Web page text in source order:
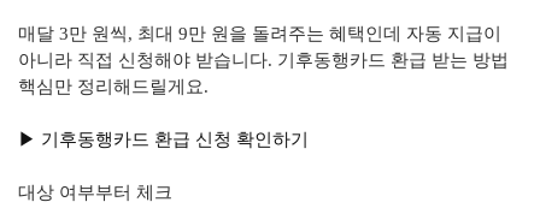
매달 3만 원씩, 최대 9만 원을 돌려주는 혜택인데 자동 지급이
아니라 직접 신청해야 받습니다. 기후동행카드 환급 받는 방법
핵심만 정리해드릴게요.
▶︎ 기후동행카드 환급 신청 확인하기
대상 여부부터 체크